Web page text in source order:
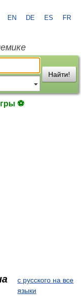
EN DE ES FR
Найти!
⚽
с русского на все
языки